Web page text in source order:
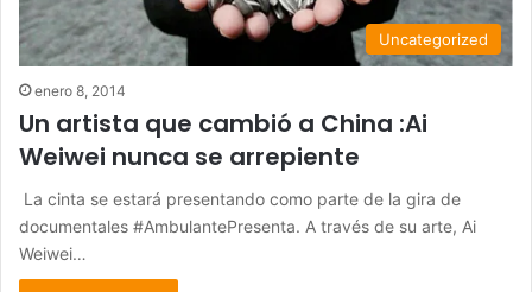
Uncategorized
enero 8, 2014
Un artista que cambió a China :Ai
Weiwei nunca se arrepiente
La cinta se estará presentando como parte de la gira de
documentales #AmbulantePresenta. A través de su arte, Ai
Weiwei…